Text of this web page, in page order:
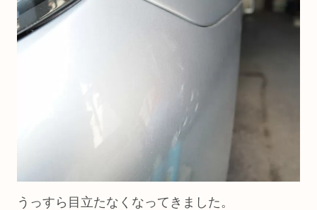
うっすら目立たなくなってきました。